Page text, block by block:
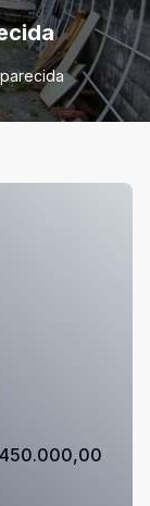
450.000,00